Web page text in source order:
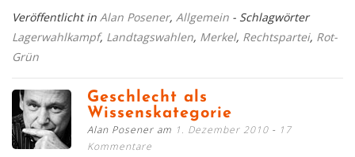
Veröffentlicht in Alan Posener, Allgemein - Schlagwörter
Lagerwahlkampf, Landtagswahlen, Merkel, Rechtspartei, Rot-
Grün
Geschlecht als
Wissenskategorie
Alan Posener am 1. Dezember 2010
17
Kommentare